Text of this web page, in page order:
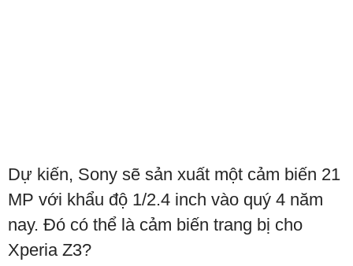
Dự kiến, Sony sẽ sản xuất một cảm biến 21
MP với khẩu độ 1/2.4 inch vào quý 4 năm
nay. Đó có thể là cảm biến trang bị cho
Xperia Z3?